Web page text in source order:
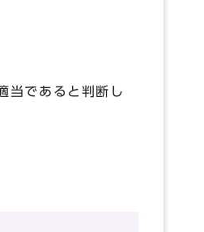
当であると判断し